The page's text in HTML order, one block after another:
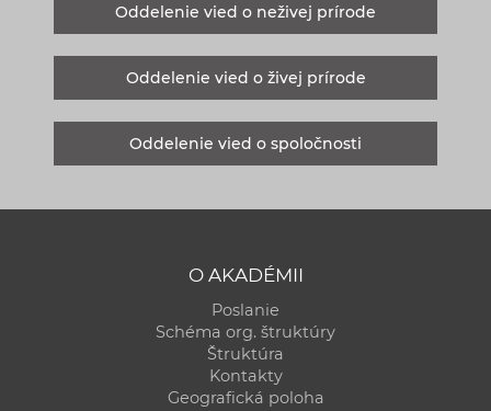
Oddelenie vied o neživej prírode
Oddelenie vied o živej prírode
Oddelenie vied o spoločnosti
O AKADÉMII
Poslanie
Schéma org. štruktúry
Štruktúra
Kontakty
Geografická poloha